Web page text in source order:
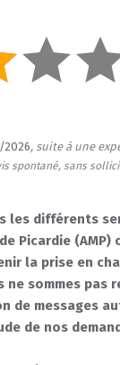
, suite à une
spontané, sans
les différents
Picardie (AMP)
la prise en
ne sommes pas
de messages
de nos